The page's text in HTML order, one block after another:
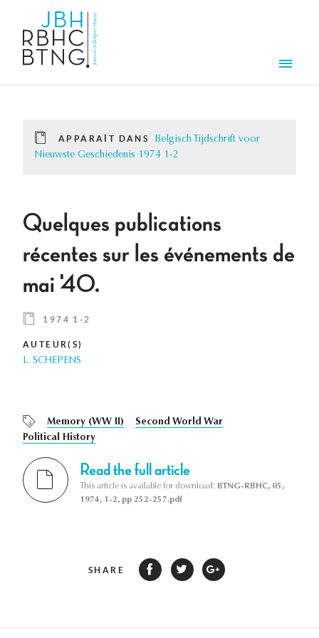
APPARAÎT DANS
Belgisch Tijdschrift voor
Nieuwste Geschiedenis 1974 1-2
Quelques publications
récentes sur les événements de
mai '40.
1974 1-2
AUTEUR(S)
L. SCHEPENS
Memory (WW II)
Second World War
Political History
Read the full article
This article is available for download: BTNG-RBHC, 05,
1974, 1-2, pp 252-257.pdf
SHARE